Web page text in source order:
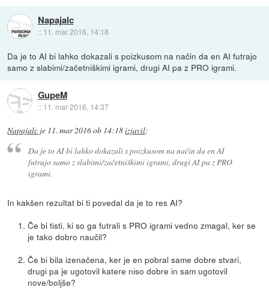
Napajalc
:: 11. mar 2016, 14:18
Da je to AI bi lahko dokazali s poizkusom na način da en AI futrajo
samo z slabimi/začetniškimi igrami, drugi AI pa z PRO igrami.
GupeM
:: 11. mar 2016, 14:37
Napajalc je 11. mar 2016 ob 14:18izjavil:
Da je to AI bi lahko dokazali s poizkusom na način da en AI
futrajo samo z slabimi/začetniškimi igrami, drugi AI pa z PRO
igrami.
In kakšen rezultat bi ti povedal da je to res AI?
Če bi tisti, ki so ga futrali s PRO igrami vedno zmagal, ker se
je tako dobro naučil?
Če bi bila izenačena, ker je en pobral same dobre stvari,
drugi pa je ugotovil katere niso dobre in sam ugotovil
nove/boljše?